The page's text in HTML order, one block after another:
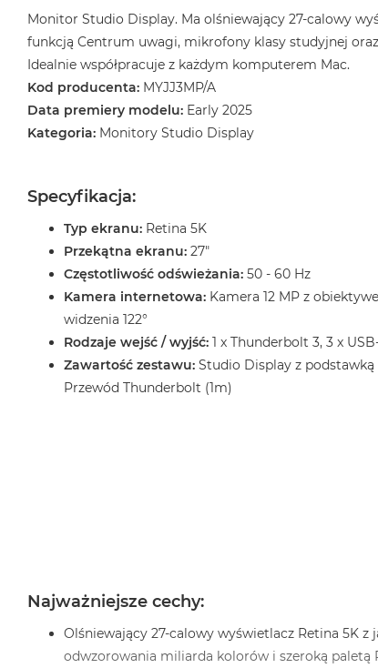
Monitor Studio Display. Ma olśniewający 27‑calowy
funkcją Centrum uwagi, mikrofony klasy studyjnej
Idealnie współpracuje z każdym komputerem Mac.
Kod producenta: MYJJ3MP/A
Data premiery modelu: Early 2025
Kategoria: Monitory Studio Display
Specyfikacja:
Typ ekranu: Retina 5K
Przekątna ekranu: 27"
Częstotliwość odświeżania: 50 - 60 Hz
Kamera internetowa: Kamera 12 MP z
widzenia 122°
Rodzaje wejść / wyjść: 1 x Thunderbolt 3, 3 x
Zawartość zestawu: Studio Display z
Przewód Thunderbolt (1m)
Najważniejsze cechy:
Olśniewający 27‑calowy wyświetlacz Retina 5K
odwzorowania miliarda kolorów i szeroką paletą